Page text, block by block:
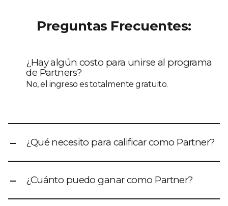
Preguntas Frecuentes:
¿Hay algún costo para unirse al programa
de Partners?
No, el ingreso es totalmente gratuito.
¿Qué necesito para calificar como Partner?
¿Cuánto puedo ganar como Partner?